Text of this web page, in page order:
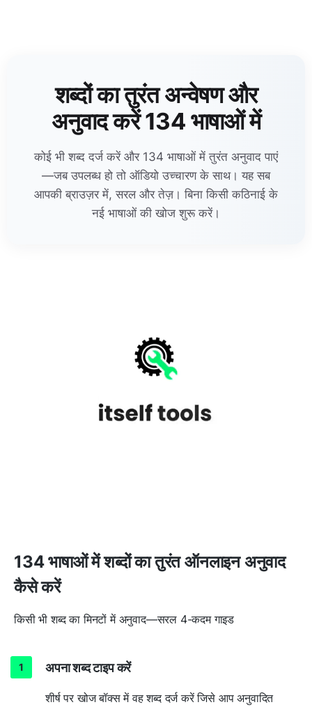
शब्दों का तुरंत अन्वेषण और
अनुवाद करें 134 भाषाओं में
कोई भी शब्द दर्ज करें और 134 भाषाओं में तुरंत अनुवाद पाएं
—जब उपलब्ध हो तो ऑडियो उच्चारण के साथ। यह सब
आपकी ब्राउज़र में, सरल और तेज़। बिना किसी कठिनाई के
नई भाषाओं की खोज शुरू करें।
134 भाषाओं में शब्दों का तुरंत ऑनलाइन अनुवाद
कैसे करें
किसी भी शब्द का मिनटों में अनुवाद—सरल 4-कदम गाइड
अपना शब्द टाइप करें
शीर्ष पर खोज बॉक्स में वह शब्द दर्ज करें जिसे आप अनुवादित